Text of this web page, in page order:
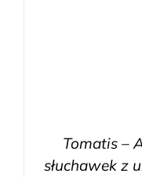
Tomatis –
słuchawek z